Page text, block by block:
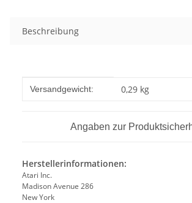
Beschreibung
Produkteigenschaft
Wert
Versandgewicht: 0,29 kg
Angaben zur
Herstellerinformationen:
Atari Inc.
Madison Avenue 286
New York